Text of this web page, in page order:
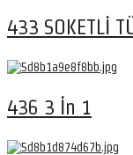
433 SOKETLİ
436 3 İn 1